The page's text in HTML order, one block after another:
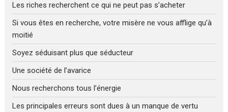
Les riches recherchent ce qui ne peut pas s’acheter
Si vous êtes en recherche, votre misère ne vous afflige qu’à
moitié
Soyez séduisant plus que séducteur
Une société de l’avarice
Nous recherchons tous l’énergie
Les principales erreurs sont dues à un manque de vertu